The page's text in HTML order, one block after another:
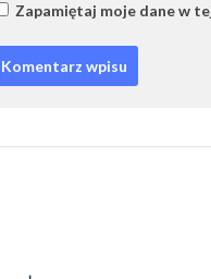
Zapamiętaj moje dane w